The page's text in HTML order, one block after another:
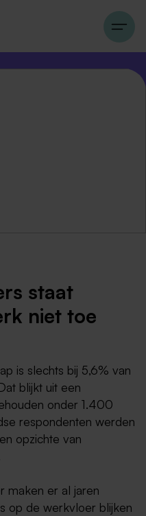
staat
niet toe
is slechts bij 5,6% van
blijkt uit een
onder 1.400
respondenten werden
opzichte van
maken er al jaren
op de werkvloer blijken